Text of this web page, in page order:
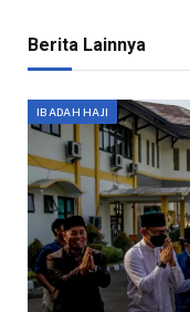
Berita Lainnya
IBADAH HAJI